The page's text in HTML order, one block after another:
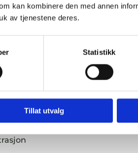
kan kombinere den med annen
av tjenestene deres.
Statistikk
Tillat utvalg
26–33).
vi får med på laget.
et jobbtilbud.
egne penger!